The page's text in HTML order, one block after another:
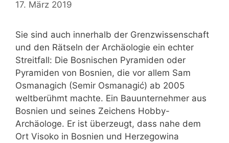
17. März 2019
Sie sind auch innerhalb der Grenzwissenschaft
und den Rätseln der Archäologie ein echter
Streitfall: Die Bosnischen Pyramiden oder
Pyramiden von Bosnien, die vor allem Sam
Osmanagich (Semir Osmanagić) ab 2005
weltberühmt machte. Ein Bauunternehmer aus
Bosnien und seines Zeichens Hobby-
Archäologe. Er ist überzeugt, dass nahe dem
Ort Visoko in Bosnien und Herzegowina